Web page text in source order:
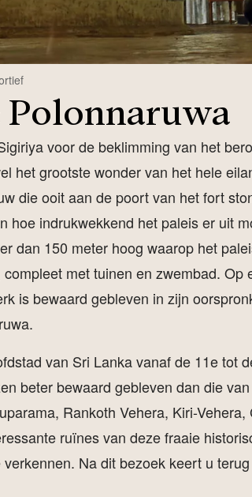
Polonnaruwa
voor de beklimming van het
het grootste wonder van het hele
die ooit aan de poort van het fort
hoe indrukwekkend het paleis er uit
dan 150 meter hoog waarop het
met tuinen en zwembad.
is bewaard gebleven in zijn
van Sri Lanka vanaf de 11e tot
beter bewaard gebleven dan die
Rankoth Vehera, Kiri-
ruïnes van deze fraaie
Na dit bezoek keert u